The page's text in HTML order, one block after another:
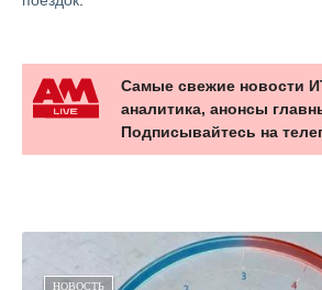
Самые свежие новости
аналитика, анонсы
Подписывайтесь на
НОВОСТЬ